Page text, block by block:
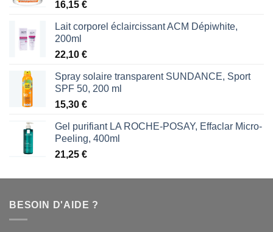
16,15 €
Lait corporel éclaircissant ACM Dépiwhite,
200ml
22,10 €
Spray solaire transparent SUNDANCE, Sport
SPF 50, 200 ml
15,30 €
Gel purifiant LA ROCHE-POSAY, Effaclar Micro-
Peeling, 400ml
21,25 €
BESOIN D'AIDE ?